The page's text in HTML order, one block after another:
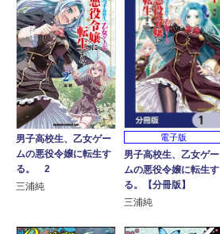
男子高校生、乙女ゲー
ムの悪役令嬢に転生す
る。 2
三浦純
電子版
男子高校生、乙女ゲー
ムの悪役令嬢に転生す
る。【分冊版】
三浦純